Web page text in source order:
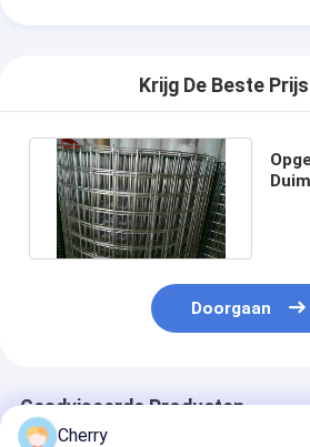
Krijg De Beste
Doorgaan
Geadviseerde Producten
Cherry